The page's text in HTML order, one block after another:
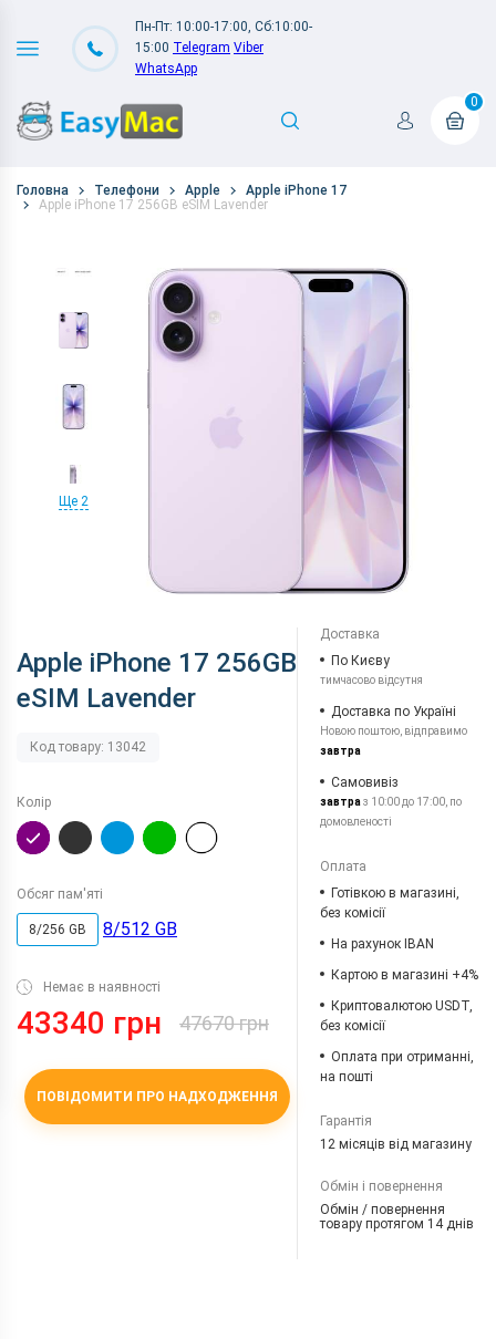
Пн-Пт: 10:00-17:00, Сб:10:00-
15:00 Telegram Viber
WhatsApp
0
Головна Телефони Apple
Apple iPhone 17
Apple iPhone 17 256GB eSIM Lavender
Ще 2
Apple iPhone 17 256GB
eSIM Lavender
Код товару: 13042
Колір
Обсяг пам'яті
8/256 GB 8/512 GB
Немає в наявності
43340 грн 47670 грн
ПОВІДОМИТИ ПРО НАДХОДЖЕННЯ
Доставка
По Києву
тимчасово відсутня
Доставка по Україні
Новою поштою, відправимо
завтра
Самовивіз
завтраз 10:00 до 17:00, по
домовленості
Оплата
Готівкою в магазині,
без комісії
На рахунок IBAN
Картою в магазині +4%
Криптовалютою USDT,
без комісії
Оплата при отриманні,
на пошті
Гарантія
12 місяців від магазину
Обмін і повернення
Обмін / повернення
товару протягом 14 днів